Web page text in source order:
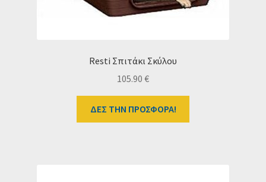
Resti Σπιτάκι Σκύλου
105.90 €
ΔΕΣ ΤΗΝ ΠΡΟΣΦΟΡΑ!